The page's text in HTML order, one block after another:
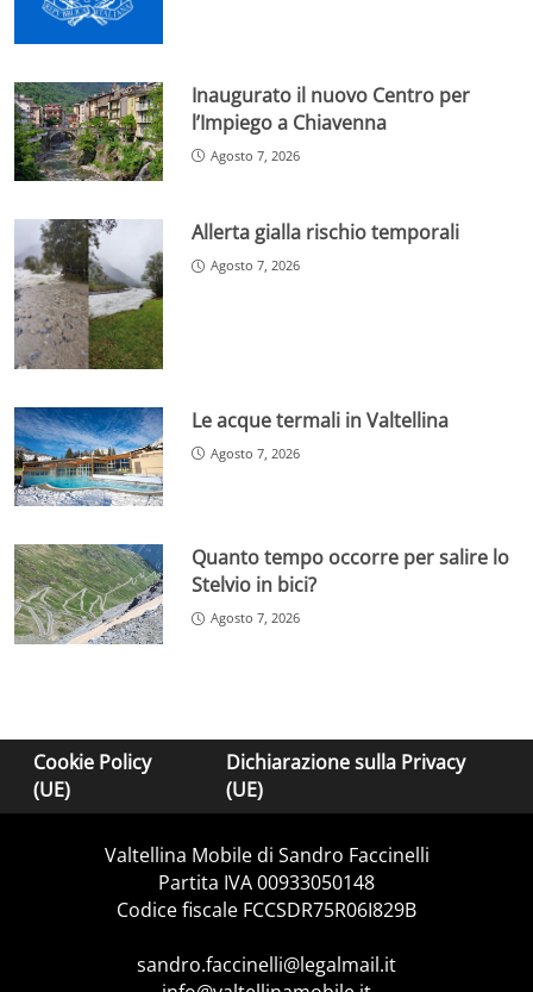
Inaugurato il nuovo Centro per
l’Impiego a Chiavenna
Agosto 7, 2026
Allerta gialla rischio temporali
Agosto 7, 2026
Le acque termali in Valtellina
Agosto 7, 2026
Quanto tempo occorre per salire lo
Stelvio in bici?
Agosto 7, 2026
Cookie Policy
(UE)
Dichiarazione sulla Privacy
(UE)
Valtellina Mobile di Sandro Faccinelli
Partita IVA 00933050148
Codice fiscale FCCSDR75R06I829B
sandro.faccinelli@legalmail.it